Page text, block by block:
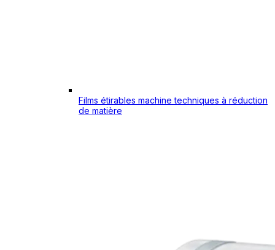
Films étirables machine techniques à réduction
de matière